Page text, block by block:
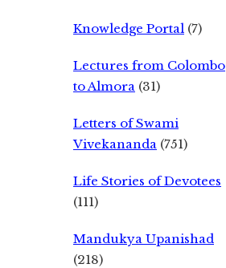
Knowledge Portal (7)
Lectures from Colombo
to Almora (31)
Letters of Swami
Vivekananda (751)
Life Stories of Devotees
(111)
Mandukya Upanishad
(218)